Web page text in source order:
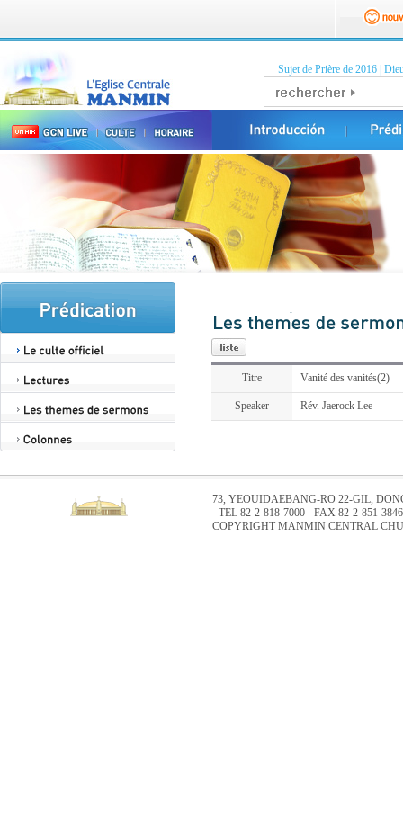
Sujet de Prière de 2016
Titre Vanité des vanités(2)
Speaker Rév. Jaerock Lee
73, YEOUIDAEBANG-RO 22-GIL,
- TEL 82-2-818-7000 - FAX 82-2-851-3846
COPYRIGHT MANMIN CENTRAL